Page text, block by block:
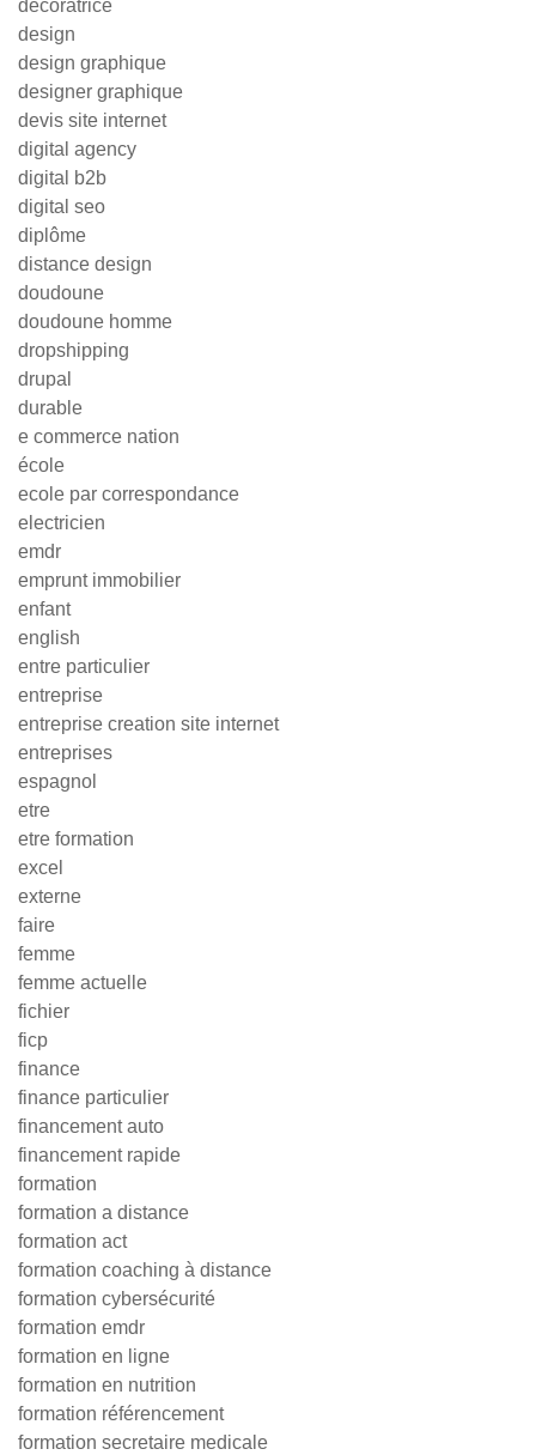
decoratrice
design
design graphique
designer graphique
devis site internet
digital agency
digital b2b
digital seo
diplôme
distance design
doudoune
doudoune homme
dropshipping
drupal
durable
e commerce nation
école
ecole par correspondance
electricien
emdr
emprunt immobilier
enfant
english
entre particulier
entreprise
entreprise creation site internet
entreprises
espagnol
etre
etre formation
excel
externe
faire
femme
femme actuelle
fichier
ficp
finance
finance particulier
financement auto
financement rapide
formation
formation a distance
formation act
formation coaching à distance
formation cybersécurité
formation emdr
formation en ligne
formation en nutrition
formation référencement
formation secretaire medicale